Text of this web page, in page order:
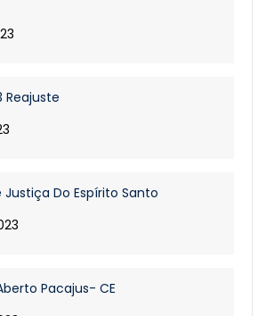
Reajuste
Justiça Do Espírito Santo
Pacajus- CE